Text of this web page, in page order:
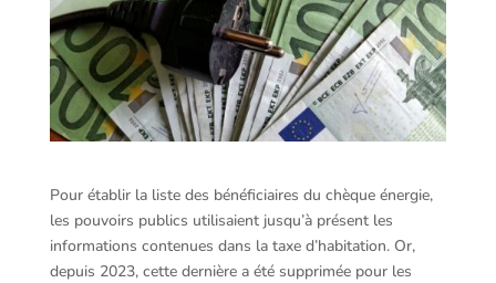
Pour établir la liste des bénéficiaires du chèque énergie,
les pouvoirs publics utilisaient jusqu’à présent les
informations contenues dans la taxe d’habitation. Or,
depuis 2023, cette dernière a été supprimée pour les